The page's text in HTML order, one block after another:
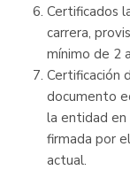
Certificados
carrera,
mínimo de 2
Certificación
documento
la entidad
firmada por
actual.